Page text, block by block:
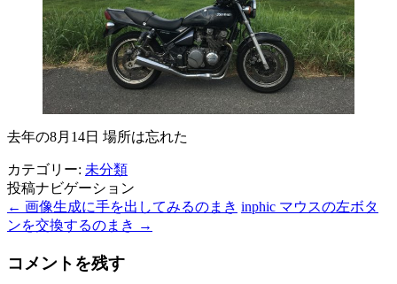
去年の8月14日 場所は忘れた
カテゴリー: 未分類
投稿ナビゲーション
← 画像生成に手を出してみるのまき inphic マウスの左ボタ
ンを交換するのまき →
コメントを残す